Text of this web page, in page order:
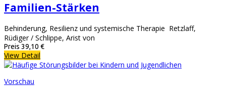
Familien-Stärken
Behinderung, Resilienz und systemische Therapie Retzlaff,
Rüdiger / Schlippe, Arist von
Preis 39,10 €
View Detail
Vorschau